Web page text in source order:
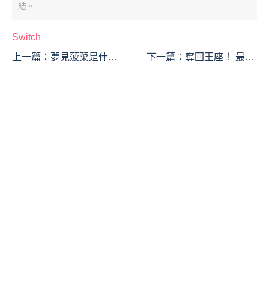
結。
Switch
上一篇： 夢見菠菜是什麼
下一篇：奪回王座！ 最終